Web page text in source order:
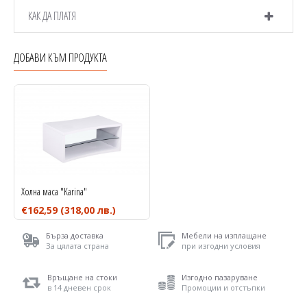
ДОБАВИ КЪМ ПРОДУКТА
Холна маса "Karina"
€162,59 (318,00 лв.)
Бърза доставка
За цялата страна
Мебели на изплащане
при изгодни условия
Връщане на стоки
в 14 дневен срок
Изгодно пазаруване
Промоции и отстъпки
КАК ДА ПЛАТЯ